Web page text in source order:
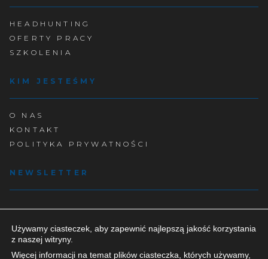
HEADHUNTING
OFERTY PRACY
SZKOLENIA
KIM JESTEŚMY
O NAS
KONTAKT
POLITYKA PRYWATNOŚCI
NEWSLETTER
© 2023 Get2Grow. ALL RIGHTS RESERVED.
Używamy ciasteczek, aby zapewnić najlepszą jakość korzystania
z naszej witryny.
Więcej informacji na temat plików ciasteczka, których używamy,